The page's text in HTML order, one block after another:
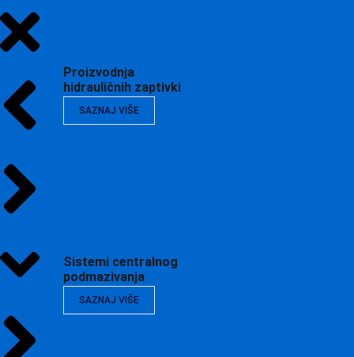
Proizvodnja
hidrauličnih zaptivki
SAZNAJ VIŠE
Sistemi centralnog
podmazivanja
SAZNAJ VIŠE